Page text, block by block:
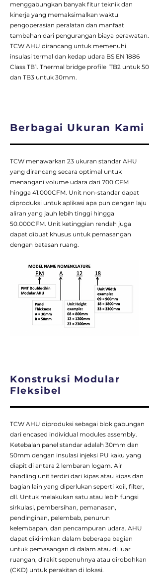
menggabungkan banyak fitur teknik dan
kinerja yang memaksimalkan waktu
pengoperasian peralatan dan manfaat
tambahan dari pengurangan biaya perawatan.
TCW AHU dirancang untuk memenuhi
insulasi termal dan kedap udara BS EN 1886
Class TB1. Thermal bridge profile TB2 untuk 50
dan TB3 untuk 30mm.
Berbagai Ukuran Kami
TCW menawarkan 23 ukuran standar AHU
yang dirancang secara optimal untuk
menangani volume udara dari 700 CFM
hingga 41.000CFM. Unit non-standar dapat
diproduksi untuk aplikasi apa pun dengan laju
aliran yang jauh lebih tinggi hingga
50.000CFM. Unit ketinggian rendah juga
dapat dibuat khusus untuk pemasangan
dengan batasan ruang.
Konstruksi Modular
Fleksibel
TCW AHU diproduksi sebagai blok gabungan
dari encased individual modules assembly.
Ketebalan panel standar adalah 30mm dan
50mm dengan insulasi injeksi PU kaku yang
diapit di antara 2 lembaran logam. Air
handling unit terdiri dari kipas atau kipas dan
bagian lain yang diperlukan seperti koil, filter,
dll. Untuk melakukan satu atau lebih fungsi
sirkulasi, pembersihan, pemanasan,
pendinginan, pelembab, penurun
kelembapan, dan pencampuran udara. AHU
dapat dikirimkan dalam beberapa bagian
untuk pemasangan di dalam atau di luar
ruangan, dirakit sepenuhnya atau dirobohkan
(CKD) untuk perakitan di lokasi.